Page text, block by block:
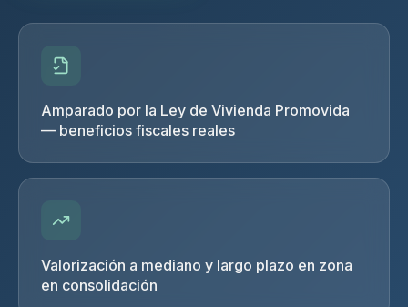
Amparado por la Ley de Vivienda Promovida
— beneficios fiscales reales
Valorización a mediano y largo plazo en zona
en consolidación